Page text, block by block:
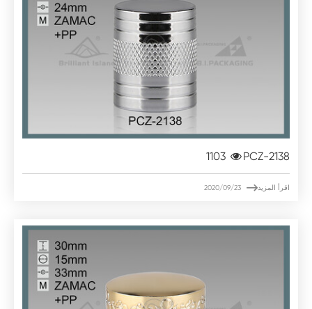
PCZ-2138
اقرأ المزيد
2020/09/23